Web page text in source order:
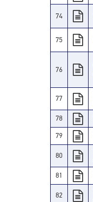
74
75
76
77
78
79
80
81
82